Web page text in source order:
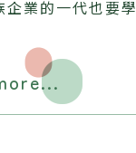
企業的一代也要學